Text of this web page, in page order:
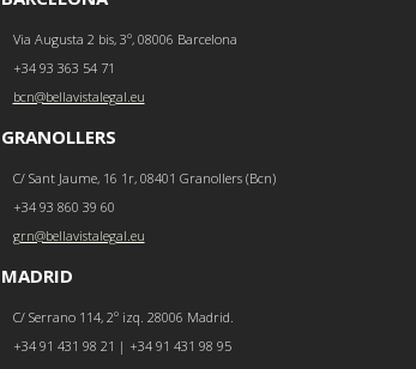
Via Augusta 2 bis, 3º, 08006 Barcelona
+34 93 363 54 71
bcn@bellavistalegal.eu
GRANOLLERS
C/ Sant Jaume, 16 1r, 08401 Granollers (Bcn)
+34 93 860 39 60
grn@bellavistalegal.eu
MADRID
C/ Serrano 114, 2º izq. 28006 Madrid.
+34 91 431 98 21 | +34 91 431 98 95